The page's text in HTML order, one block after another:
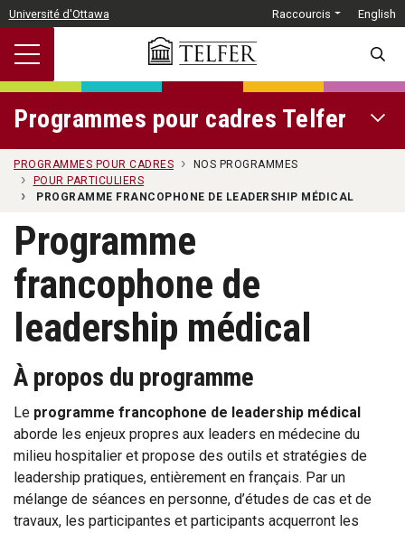
Passer au contenu principal
Université d'Ottawa Raccourcis English
Programmes pour cadres Telfer
PROGRAMMES POUR CADRES
NOS PROGRAMMES
POUR PARTICULIERS
PROGRAMME FRANCOPHONE DE LEADERSHIP MÉDICAL
Programme
francophone de
leadership médical
À propos du programme
Le programme francophone de leadership médical
aborde les enjeux propres aux leaders en médecine du
milieu hospitalier et propose des outils et stratégies de
leadership pratiques, entièrement en français. Par un
mélange de séances en personne, d’études de cas et de
travaux, les participantes et participants acquerront les